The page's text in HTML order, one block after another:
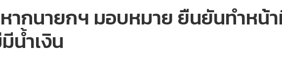
ากนายกฯ มอบหมาย ยืนยันทำหน้
น้ำเงิน